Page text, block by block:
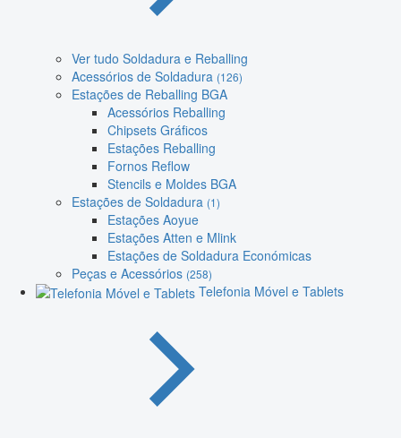
Ver tudo Soldadura e Reballing
Acessórios de Soldadura (126)
Estações de Reballing BGA
Acessórios Reballing
Chipsets Gráficos
Estações Reballing
Fornos Reflow
Stencils e Moldes BGA
Estações de Soldadura (1)
Estações Aoyue
Estações Atten e Mlink
Estações de Soldadura Económicas
Peças e Acessórios (258)
Telefonia Móvel e Tablets